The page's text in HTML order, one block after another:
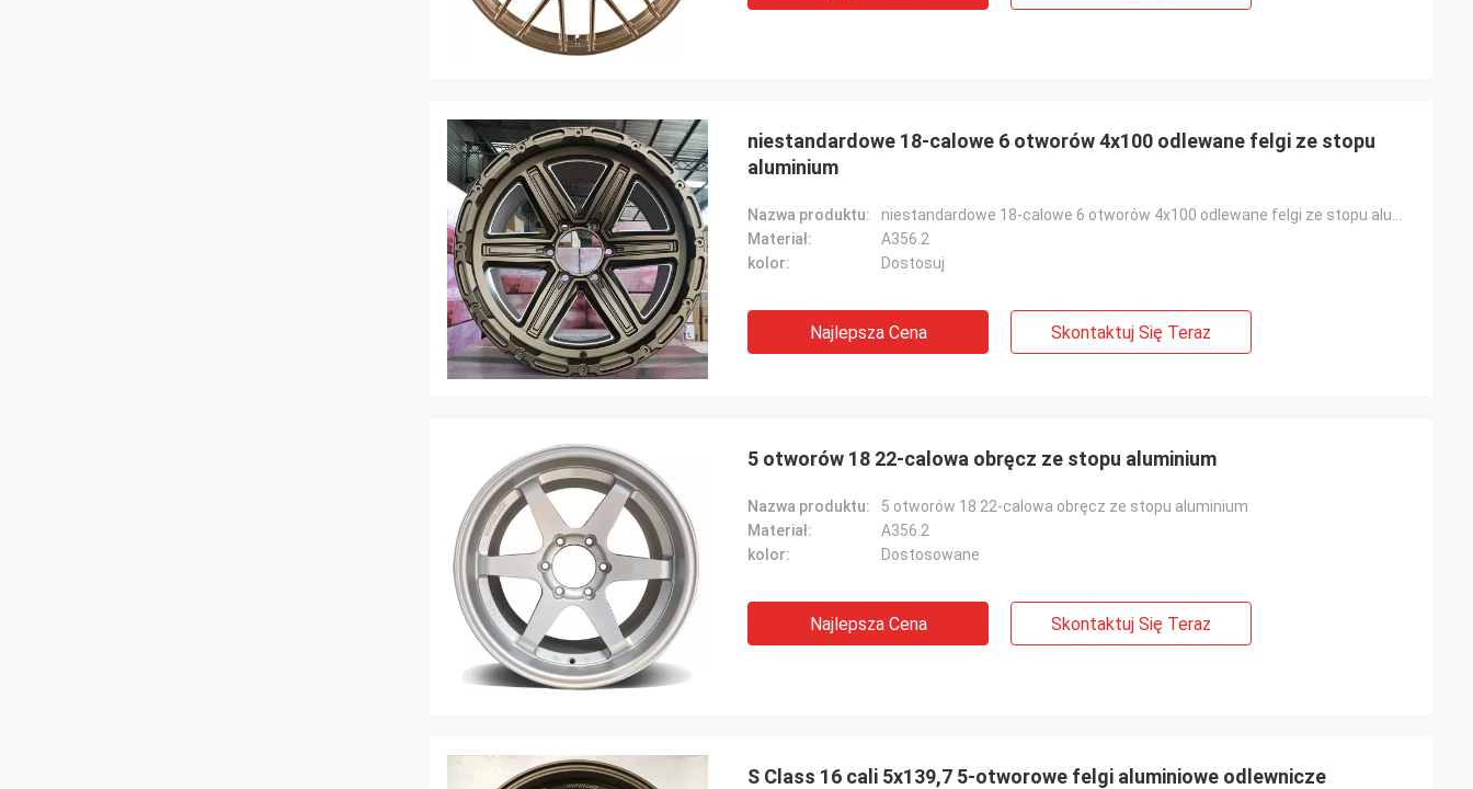
niestandardowe 18-calowe 6 otworów 4x100 odlewane felgi ze stopu
aluminium
Nazwa produktu:
Materiał:
A356.2
kolor:
Dostosuj
Najlepsza Cena Skontaktuj Się Teraz
5 otworów 18 22-calowa obręcz ze stopu aluminium
Nazwa produktu:
5 otworów 18 22-calowa obręcz ze stopu aluminium
Materiał:
A356.2
kolor:
Dostosowane
Najlepsza Cena Skontaktuj Się Teraz
S Class 16 cali 5x139,7 5-otworowe felgi aluminiowe odlewnicze